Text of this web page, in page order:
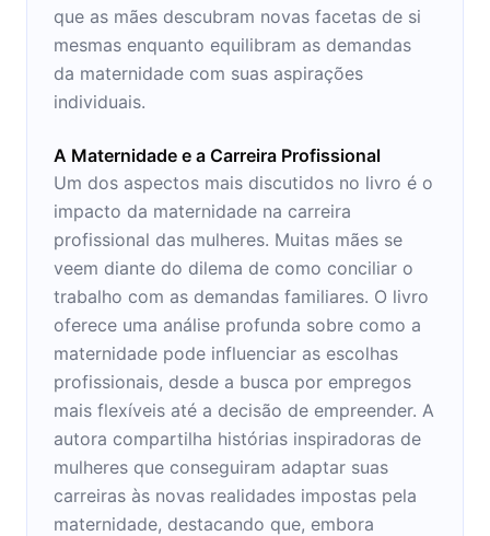
que as mães descubram novas facetas de si
mesmas enquanto equilibram as demandas
da maternidade com suas aspirações
individuais.
A Maternidade e a Carreira Profissional
Um dos aspectos mais discutidos no livro é o
impacto da maternidade na carreira
profissional das mulheres. Muitas mães se
veem diante do dilema de como conciliar o
trabalho com as demandas familiares. O livro
oferece uma análise profunda sobre como a
maternidade pode influenciar as escolhas
profissionais, desde a busca por empregos
mais flexíveis até a decisão de empreender. A
autora compartilha histórias inspiradoras de
mulheres que conseguiram adaptar suas
carreiras às novas realidades impostas pela
maternidade, destacando que, embora